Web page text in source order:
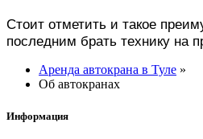
279
299
Стоит отметить и такое
последним брать технику на
Аренда автокрана в Туле »
Об автокранах
Информация